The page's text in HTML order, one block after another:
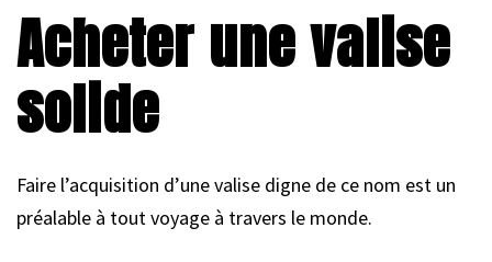
Acheter une valise
solide
Faire l’acquisition d’une valise digne de ce nom est un
préalable à tout voyage à travers le monde.